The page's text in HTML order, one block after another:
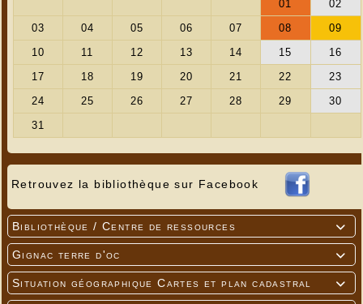
Retrouvez la bibliothèque sur Facebook

Bibliothèque / Centre de ressources

Gignac terre d'oc

Situation géographique Cartes et plan cadastral